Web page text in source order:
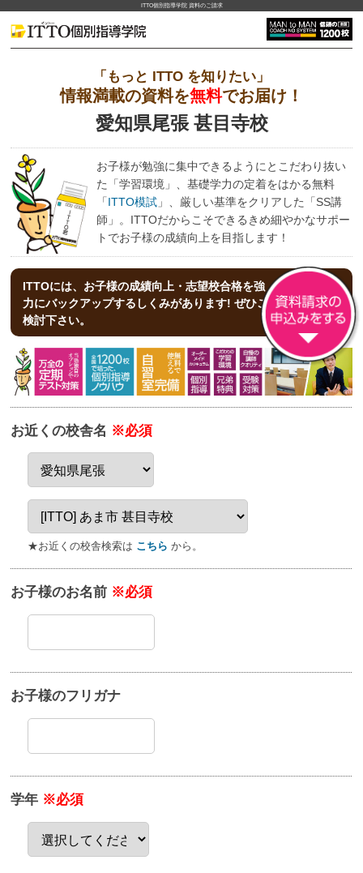
ITTO個別指導学院 資料のご請求
「もっと ITTO を知りたい」
情報満載の資料を無料でお届け！
愛知県尾張 甚目寺校
お子様が勉強に集中できるようにとこだわり抜い
た「学習環境」、基礎学力の定着をはかる無料
「ITTO模試」、厳しい基準をクリアした「SS講
師」。ITTOだからこそできるきめ細やかなサポー
トでお子様の成績向上を目指します！
ITTOには、お子様の成績向上・志望校合格を強
力にバックアップする しくみがあります! ぜひご
検討下さい。
お近くの校舎名 ※必須
★お近くの校舎検索は こちら から。
お子様のお名前 ※必須
お子様のフリガナ
学年 ※必須